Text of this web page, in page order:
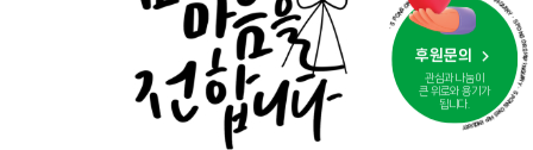
· SPONSORSHIP INQUIRY · SPONSORSHIP INQUIRY ·
후원문의
관심과 나눔이
큰 위로와 용기가
됩니다.